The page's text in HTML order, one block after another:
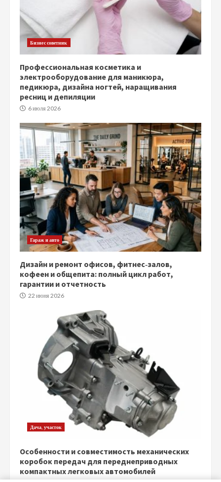
Бизнес советник
Профессиональная косметика и
электрооборудование для маникюра,
педикюра, дизайна ногтей, наращивания
ресниц и депиляции
6 июля 2026
Гараж и авто
Дизайн и ремонт офисов, фитнес‑залов,
кофеен и общепита: полный цикл работ,
гарантии и отчетность
22 июня 2026
Дача, участок
Особенности и совместимость механических
коробок передач для переднеприводных
компактных легковых автомобилей